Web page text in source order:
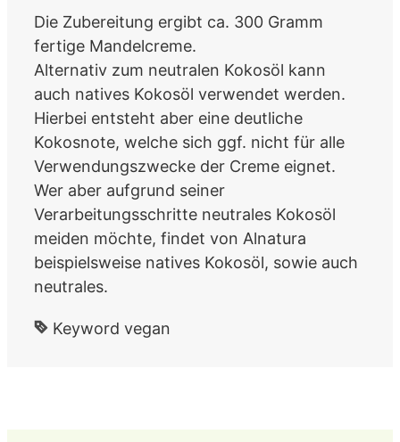
Die Zubereitung ergibt ca. 300 Gramm
fertige Mandelcreme.
Alternativ zum neutralen Kokosöl kann
auch natives Kokosöl verwendet werden.
Hierbei entsteht aber eine deutliche
Kokosnote, welche sich ggf. nicht für alle
Verwendungszwecke der Creme eignet.
Wer aber aufgrund seiner
Verarbeitungsschritte neutrales Kokosöl
meiden möchte, findet von Alnatura
beispielsweise natives Kokosöl, sowie auch
neutrales.
Keyword vegan